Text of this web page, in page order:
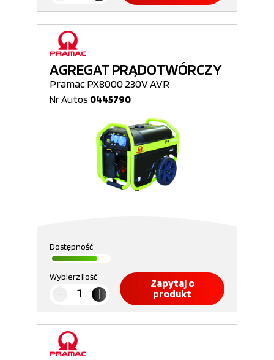
AGREGAT PRĄDOTWÓRCZY
Pramac PX8000 230V AVR
Nr Autos 0445790
Dostępność
Wybierz ilość
Zapytaj o
produkt